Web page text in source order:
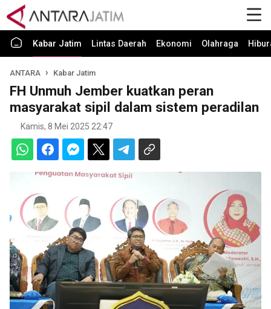
Kabar Jatim Lintas Daerah Ekonomi Olahraga
ANTARA Kabar Jatim
FH Unmuh Jember kuatkan peran
masyarakat sipil dalam sistem peradilan
Kamis, 8 Mei 2025 22:47